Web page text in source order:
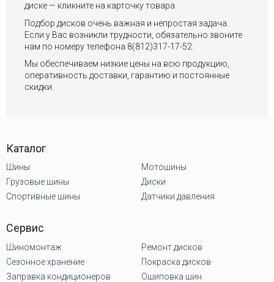
диске — кликните на карточку товара.
Подбор дисков очень важная и непростая задача.
Если у Вас возникли трудности, обязательно звоните
нам по номеру телефона 8(812)317-17-52.
Мы обеспечиваем низкие цены на всю продукцию,
оперативность доставки, гарантию и постоянные
скидки.
Каталог
Шины
Грузовые шины
Спортивные шины
Мотошины
Диски
Датчики давления
Сервис
Шиномонтаж
Сезонное хранение
Заправка кондиционеров
Ремонт дисков
Покраска дисков
Ошиповка шин